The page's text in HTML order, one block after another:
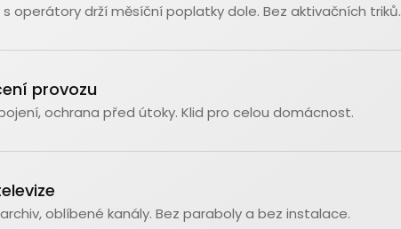
operátory drží měsíční poplatky dole. Bez aktivačních triků.
provozu
ochrana před útoky. Klid pro celou domácnost.
archiv, oblíbené kanály. Bez paraboly a bez instalace.